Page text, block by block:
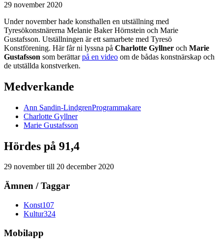
29 november 2020
Under november hade konsthallen en utställning med
Tyresökonstnärerna Melanie Baker Hörnstein och Marie
Gustafsson. Utställningen är ett samarbete med Tyresö
Konstförening. Här får ni lyssna på Charlotte Gyllner och Marie
Gustafsson som berättarpå en video om de bådas konstnärskap och
de utställda konstverken.
Medverkande
Ann Sandin-LindgrenProgrammakare
Charlotte Gyllner
Marie Gustafsson
Hördes på 91,4
29 novembertill 20 december 2020
Ämnen / Taggar
Konst107
Kultur324
Mobilapp